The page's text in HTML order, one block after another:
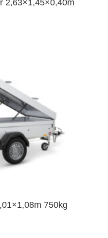
2,63×1,45×0,40m
750kg